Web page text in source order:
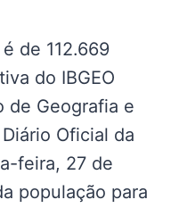
de 112.669
do IBGEO
de Geografia e
Oficial da
feira, 27 de
população para